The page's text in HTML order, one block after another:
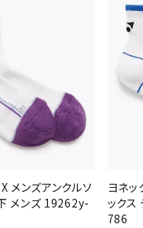
トボールウェア
ェア・グッズ
バスケットボール）
品（バスケットボール）
シオリジ
MIZUNO
メンズアンクルソ
メンズ 19262y-
ヨネッ
ック
786